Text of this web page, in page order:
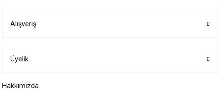
Ürün bilgilerinde hatalar bulunuyor.
Bu ürüne benzer farklı alternatifler olmalı.
Alışveriş
Üyelik
Hakkımızda